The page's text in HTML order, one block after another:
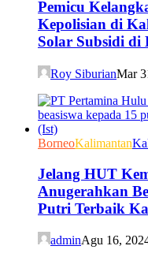
Pemicu
Kepolisian di
Solar Subsidi di
Roy SiburianMar
BorneoKalimantan
Jelang HUT
Anugerahkan
Putri Terbaik
adminAgu 16,